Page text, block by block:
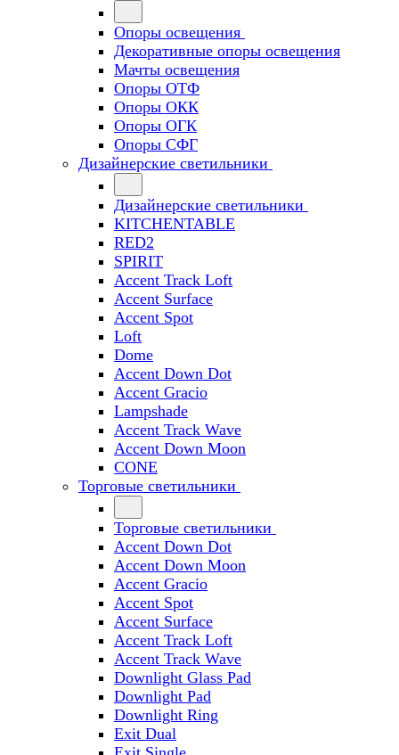
Опоры освещения
Декоративные опоры освещения
Мачты освещения
Опоры ОТФ
Опоры ОКК
Опоры ОГК
Опоры СФГ
Дизайнерские светильники
Дизайнерские светильники
KITCHENTABLE
RED2
SPIRIT
Accent Track Loft
Accent Surface
Accent Spot
Loft
Dome
Accent Down Dot
Accent Gracio
Lampshade
Accent Track Wave
Accent Down Moon
CONE
Торговые светильники
Торговые светильники
Accent Down Dot
Accent Down Moon
Accent Gracio
Accent Spot
Accent Surface
Accent Track Loft
Accent Track Wave
Downlight Glass Pad
Downlight Pad
Downlight Ring
Exit Dual